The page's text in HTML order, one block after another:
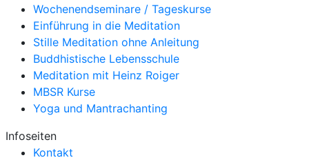
Wochenendseminare / Tageskurse
Einführung in die Meditation
Stille Meditation ohne Anleitung
Buddhistische Lebensschule
Meditation mit Heinz Roiger
MBSR Kurse
Yoga und Mantrachanting
Infoseiten
Kontakt